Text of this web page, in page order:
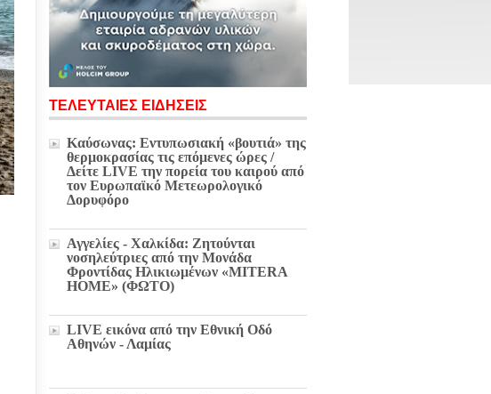
ΤΕΛΕΥΤΑΙΕΣ ΕΙΔΗΣΕΙΣ
Καύσωνας: Εντυπωσιακή «βουτιά» της
θερμοκρασίας τις επόμενες ώρες /
Δείτε LIVE την πορεία του καιρού από
τον Ευρωπαϊκό Μετεωρολογικό
Δορυφόρο
Αγγελίες - Χαλκίδα: Ζητούνται
νοσηλεύτριες από την Μονάδα
Φροντίδας Ηλικιωμένων «MITERA
HOME» (ΦΩΤΟ)
LIVE εικόνα από την Εθνική Οδό
Αθηνών - Λαμίας